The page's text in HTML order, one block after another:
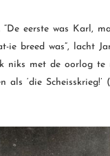
eerste was Karl,
breed was”, lacht
niks met de oorlog te
‘die Scheisskrieg!’